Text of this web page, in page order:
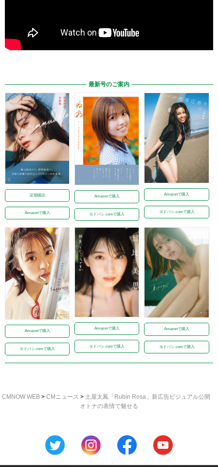
最新号のご案内
定期購読
Amazonで購入
Amazonで購入
ヨドバシ.comで購入
Amazonで購入
ヨドバシ.comで購入
Amazonで購入
ヨドバシ.comで購入
Amazonで購入
ヨドバシ.comで購入
Amazonで購入
ヨドバシ.comで購入
CMNOW WEB > CMニュース > 土屋太鳳「Rubin Rosa」新広告ビジュアル公開
オトナの表情で魅せる